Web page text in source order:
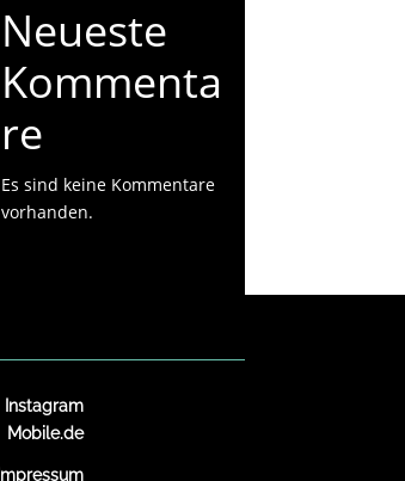
Neueste
Kommenta
re
Es sind keine Kommentare
vorhanden.
Instagram
Mobile.de
Impressum